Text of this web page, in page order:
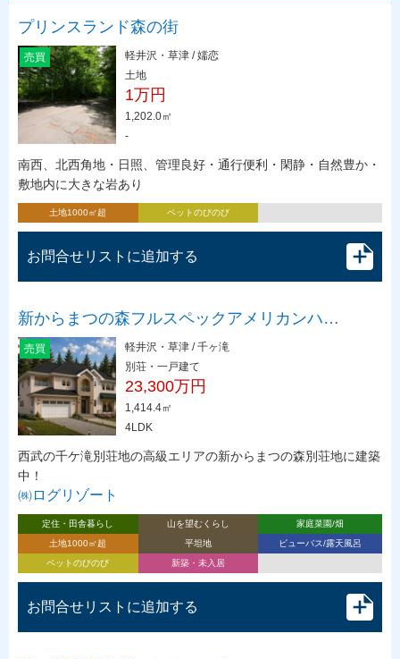
プリンスランド森の街
売買
軽井沢・草津 / 嬬恋
土地
1万円
1,202.0㎡
-
南西、北西角地・日照、管理良好・通行便利・閑静・自然豊か・
敷地内に大きな岩あり
土地1000㎡超 ペットのびのび
お問合せリストに追加する
新からまつの森フルスペックアメリカンハ…
売買
軽井沢・草津 / 千ヶ滝
別荘・一戸建て
23,300万円
1,414.4㎡
4LDK
西武の千ケ滝別荘地の高級エリアの新からまつの森別荘地に建築
中！
㈱ログリゾート
定住・田舎暮らし 山を望むくらし
家庭菜園/畑
土地1000㎡超
平坦地
ビューバス/露天風呂
ペットのびのび
新築・未入居
お問合せリストに追加する